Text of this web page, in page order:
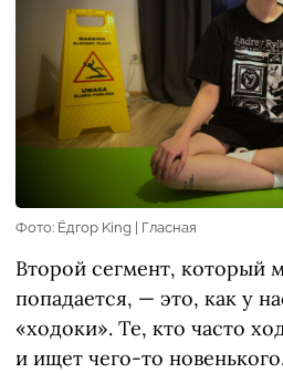
Фото: Ёдгор King | Гласная
Второй сегмент, который
попадается, — это, как у
«ходоки». Те, кто часто
и ищет чего-то